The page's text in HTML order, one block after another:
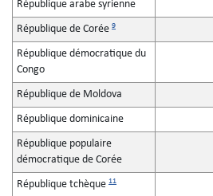
République arabe syrienne
République de Corée 9
République démocratique du
Congo
République de Moldova
République dominicaine
République populaire
démocratique de Corée
République tchèque 11